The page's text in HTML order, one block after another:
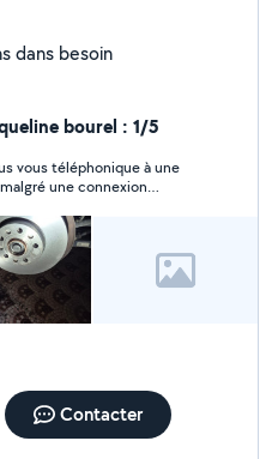
dans besoin
bourel : 1/5
vous téléphonique à une
une connexion
Contacter